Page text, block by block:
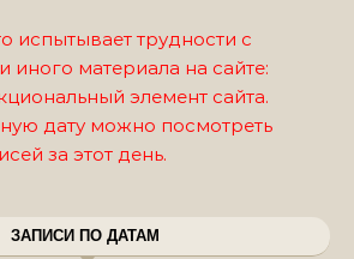
испытывает трудности с
иного материала на сайте:
элемент сайта.
дату можно посмотреть
за этот день.
ЗАПИСИ ПО ДАТАМ